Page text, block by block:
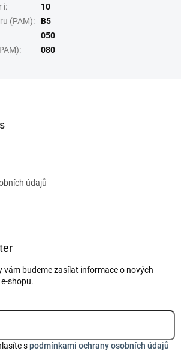
i:
10
(PAM):
B5
050
: 080
údajů
vám budeme zasílat informace o nových
shopu.
spodmínkami ochrany osobních údajů